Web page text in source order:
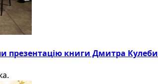
презентацію книги Дмитра Кулеби